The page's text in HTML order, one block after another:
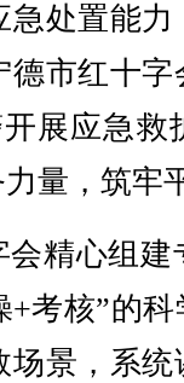
处置能
市红十
展应急救
量，筑牢
精心组
考核”的
景，系